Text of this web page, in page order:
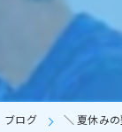
ブログ ＼ 夏休み